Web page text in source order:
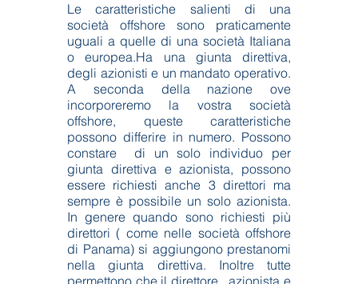
Le caratteristiche salienti di una
società offshore sono praticamente
uguali a quelle di una società Italiana
o europea.Ha una giunta direttiva,
degli azionisti e un mandato operativo.
A seconda della nazione ove
incorporeremo la vostra società
offshore, queste caratteristiche
possono differire in numero. Possono
constare di un solo individuo per
giunta direttiva e azionista, possono
essere richiesti anche 3 direttori ma
sempre è possibile un solo azionista.
In genere quando sono richiesti più
direttori ( come nelle società offshore
di Panama) si aggiungono prestanomi
nella giunta direttiva. Inoltre tutte
permettono che il direttore , azionista e